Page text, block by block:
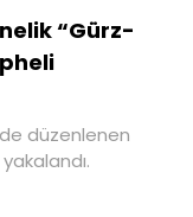
“Gürz-
düzenlenen